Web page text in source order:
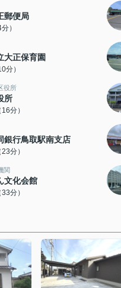
郵便局
）
大正保育園
分）
役所
所
分）
銀行鳥取駅南支店
分）
関
文化会館
分）